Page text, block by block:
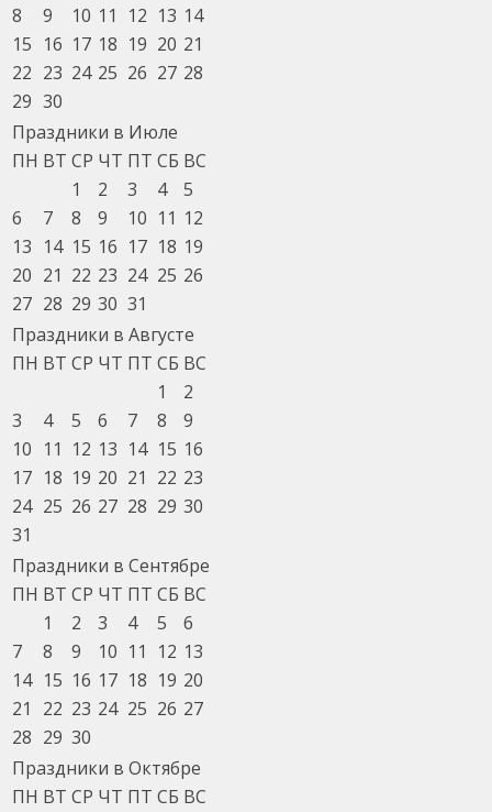
8
9 10 11 12 13 14
15 16 17 18 19 20 21
22 23 24 25 26 27 28
29 30
Праздники в Июле
ПН ВТ СР ЧТ ПТ СБ ВС
1
2 3 4
5
6
7 8 9 10 11 12
13 14 15 16 17 18 19
20 21 22 23 24 25 26
27 28 29 30 31
Праздники в Августе
ПН ВТ СР ЧТ ПТ СБ ВС
1
2
3
4 5 6 7 8
9
10 11 12 13 14 15 16
17 18 19 20 21 22 23
24 25 26 27 28 29 30
31
Праздники в Сентябре
ПН ВТ СР ЧТ ПТ СБ ВС
1
2 3 4 5
6
7
8 9 10 11 12 13
14 15 16 17 18 19 20
21
22 23 24 25 26 27
28 29 30
Праздники в Октябре
ПН ВТ СР ЧТ ПТ СБ ВС